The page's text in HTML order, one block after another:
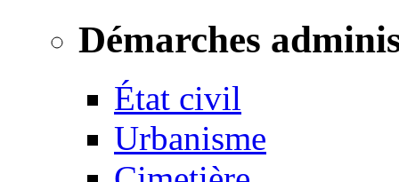
Démarches
État civil
Urbanisme